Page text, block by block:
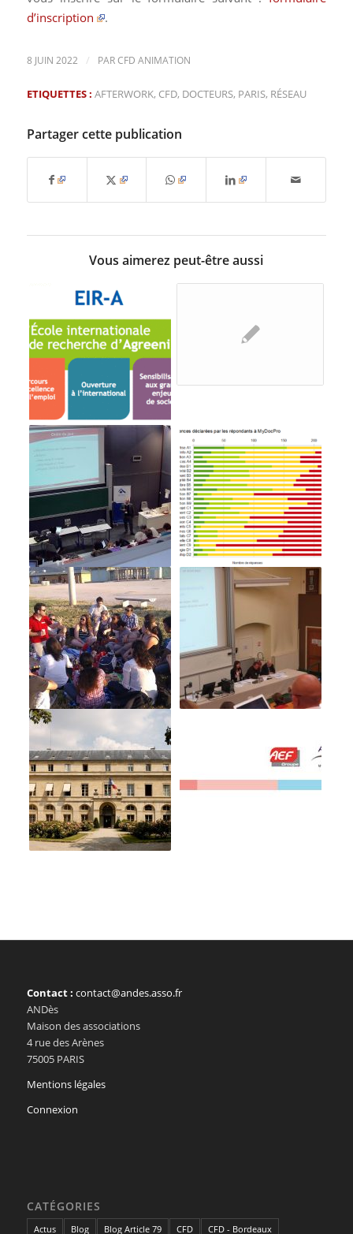
d’inscription
.
8 JUIN 2022 / PARCFD ANIMATION
ETIQUETTES : AFTERWORK, CFD, DOCTEURS, PARIS, RÉSEAU
Partager cette publication
Vous aimerez peut-être aussi
Contact : contact@andes.asso.fr
ANDès
Maison des associations
4 rue des Arènes
75005 PARIS
Mentions légales
Connexion
CATÉGORIES
Actus Blog Blog Article 79 CFD CFD - Bordeaux